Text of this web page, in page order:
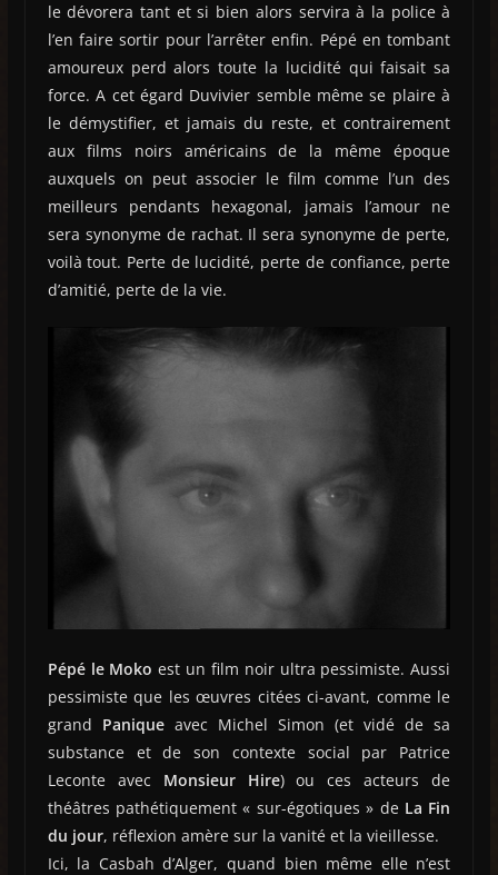
le dévorera tant et si bien alors servira à la police à
l’en faire sortir pour l’arrêter enfin. Pépé en tombant
amoureux perd alors toute la lucidité qui faisait sa
force. A cet égard Duvivier semble même se plaire à
le démystifier, et jamais du reste, et contrairement
aux films noirs américains de la même époque
auxquels on peut associer le film comme l’un des
meilleurs pendants hexagonal, jamais l’amour ne
sera synonyme de rachat. Il sera synonyme de perte,
voilà tout. Perte de lucidité, perte de confiance, perte
d’amitié, perte de la vie.
Pépé le Moko est un film noir ultra pessimiste. Aussi
pessimiste que les œuvres citées ci-avant, comme le
grand Paniqueavec Michel Simon (et vidé de sa
substance et de son contexte social par Patrice
Leconte avec Monsieur Hire) ou ces acteurs de
théâtres pathétiquement « sur-égotiques » de La Fin
du jour, réflexion amère sur la vanité et la vieillesse.
Ici, la Casbah d’Alger, quand bien même elle n’est